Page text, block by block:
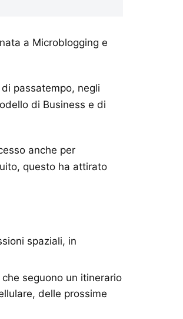
a Microblogging e
passatempo, negli
di Business e di
anche per
questo ha attirato
spaziali, in
seguono un itinerario
delle prossime